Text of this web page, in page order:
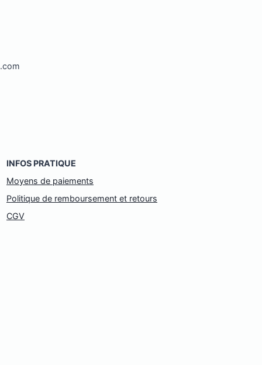
INFOS PRATIQUE
Moyens de paiements
Politique de remboursement et retours
CGV